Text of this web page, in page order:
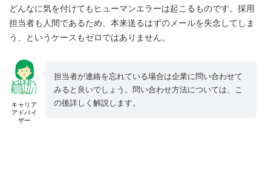
どんなに気を付けてもヒューマンエラーは起こるものです。採用
担当者も人間であるため、本来送るはずのメールを失念してしま
う、というケースもゼロではありません。
キャリア
アドバイ
ザー
担当者が連絡を忘れている場合は企業に問い合わせて
みると良いでしょう。問い合わせ方法については、こ
の後詳しく解説します。